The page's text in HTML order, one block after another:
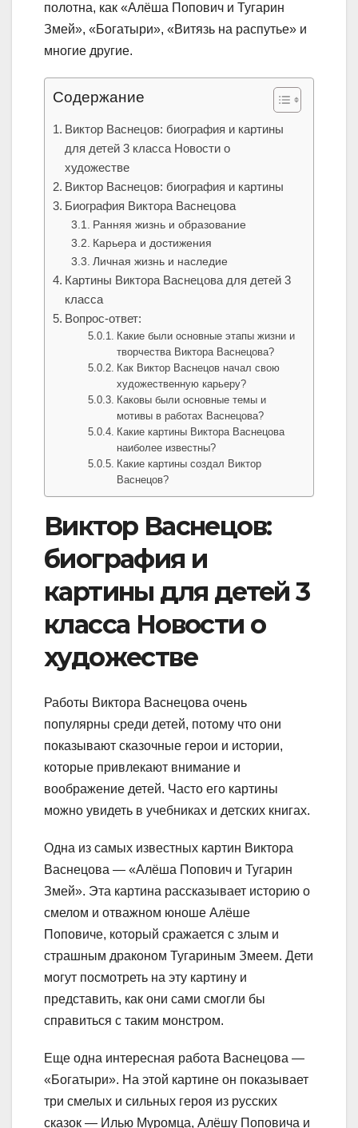
полотна, как «Алёша Попович и Тугарин
Змей», «Богатыри», «Витязь на распутье» и
многие другие.
Содержание
Виктор Васнецов: биография и картины
для детей 3 класса Новости о
художестве
Виктор Васнецов: биография и картины
Биография Виктора Васнецова
Ранняя жизнь и образование
Карьера и достижения
Личная жизнь и наследие
Картины Виктора Васнецова для детей 3
класса
Вопрос-ответ:
Какие были основные этапы жизни и
творчества Виктора Васнецова?
Как Виктор Васнецов начал свою
художественную карьеру?
Каковы были основные темы и
мотивы в работах Васнецова?
Какие картины Виктора Васнецова
наиболее известны?
Какие картины создал Виктор
Васнецов?
Виктор Васнецов:
биография и
картины для детей 3
класса Новости о
художестве
Работы Виктора Васнецова очень
популярны среди детей, потому что они
показывают сказочные герои и истории,
которые привлекают внимание и
воображение детей. Часто его картины
можно увидеть в учебниках и детских книгах.
Одна из самых известных картин Виктора
Васнецова — «Алёша Попович и Тугарин
Змей». Эта картина рассказывает историю о
смелом и отважном юноше Алёше
Поповиче, который сражается с злым и
страшным драконом Тугариным Змеем. Дети
могут посмотреть на эту картину и
представить, как они сами смогли бы
справиться с таким монстром.
Еще одна интересная работа Васнецова —
«Богатыри». На этой картине он показывает
три смелых и сильных героя из русских
сказок — Илью Муромца, Алёшу Поповича и